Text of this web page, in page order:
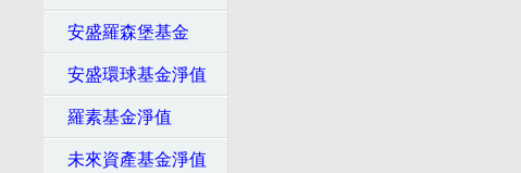
安盛羅森堡基金
安盛環球基金淨值
羅素基金淨值
未來資產基金淨值